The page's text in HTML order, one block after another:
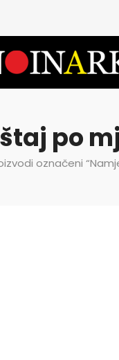
po
označeni